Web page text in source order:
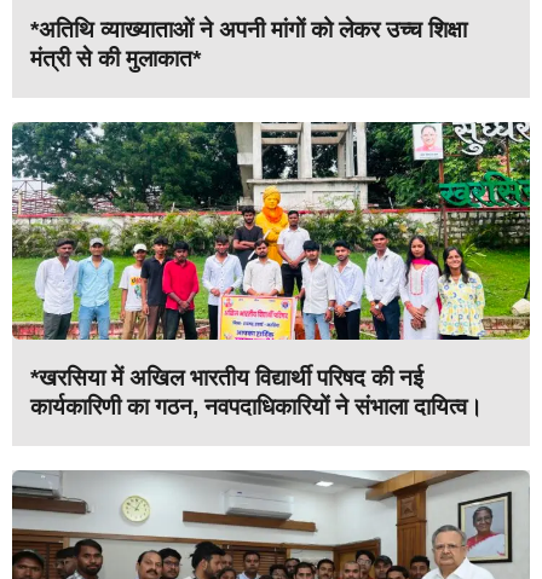
*अतिथि व्याख्याताओं ने अपनी मांगों को लेकर उच्च शिक्षा
मंत्री से की मुलाकात*
*खरसिया में अखिल भारतीय विद्यार्थी परिषद की नई
कार्यकारिणी का गठन, नवपदाधिकारियों ने संभाला दायित्व।